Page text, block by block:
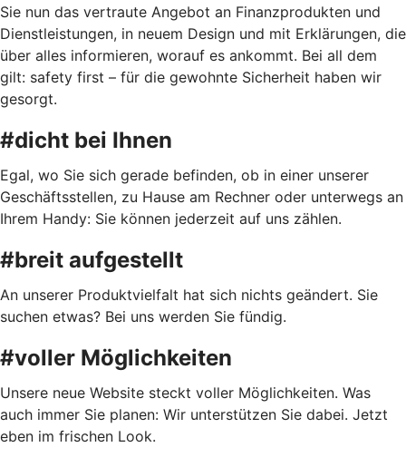
Sie nun das vertraute Angebot an Finanzprodukten und
Dienstleistungen, in neuem Design und mit Erklärungen, die
über alles informieren, worauf es ankommt. Bei all dem
gilt: safety first – für die gewohnte Sicherheit haben wir
gesorgt.
#dicht bei Ihnen
Egal, wo Sie sich gerade befinden, ob in einer unserer
Geschäftsstellen, zu Hause am Rechner oder unterwegs an
Ihrem Handy: Sie können jederzeit auf uns zählen.
#breit aufgestellt
An unserer Produktvielfalt hat sich nichts geändert. Sie
suchen etwas? Bei uns werden Sie fündig.
#voller Möglichkeiten
Unsere neue Website steckt voller Möglichkeiten. Was
auch immer Sie planen: Wir unterstützen Sie dabei. Jetzt
eben im frischen Look.